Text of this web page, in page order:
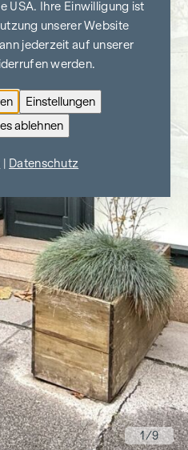
1/9
USA. Ihre Einwilligung ist
unserer Website
jederzeit auf unserer
werden.
Einstellungen
ablehnen
Datenschutz